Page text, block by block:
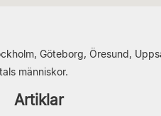
Göteborg, Öresund,
människor.
Artiklar